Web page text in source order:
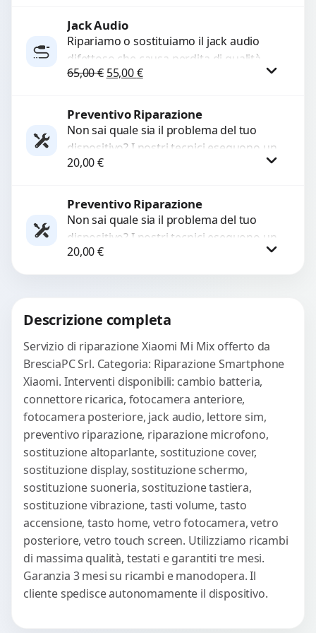
Richiedi Preventivo
Jack Audio
Ripariamo o sostituiamo il jack audio
difettoso che causa perdita di qualità
sonora o impossibilità di collegare cuffie
65,00€ Il prezzo originale era: 65,00 €.
55,00€Il prezzo attuale è: 55,00 €.
Procedi
Preventivo Riparazione
Non sai quale sia il problema del tuo
dispositivo? I nostri tecnici eseguono un
check-up completo con strumenti
20,00€
Procedi
Preventivo Riparazione
Non sai quale sia il problema del tuo
dispositivo? I nostri tecnici eseguono un
check-up completo con strumenti
avanzati per...
20,00€
Descrizione completa
Servizio di riparazione Xiaomi Mi Mix offerto da
BresciaPC Srl. Categoria: Riparazione Smartphone
Xiaomi. Interventi disponibili: cambio batteria,
connettore ricarica, fotocamera anteriore,
fotocamera posteriore, jack audio, lettore sim,
preventivo riparazione, riparazione microfono,
sostituzione altoparlante, sostituzione cover,
sostituzione display, sostituzione schermo,
sostituzione suoneria, sostituzione tastiera,
sostituzione vibrazione, tasti volume, tasto
accensione, tasto home, vetro fotocamera, vetro
posteriore, vetro touch screen. Utilizziamo ricambi
di massima qualità, testati e garantiti tre mesi.
Garanzia 3 mesi su ricambi e manodopera. Il
cliente spedisce autonomamente il dispositivo.